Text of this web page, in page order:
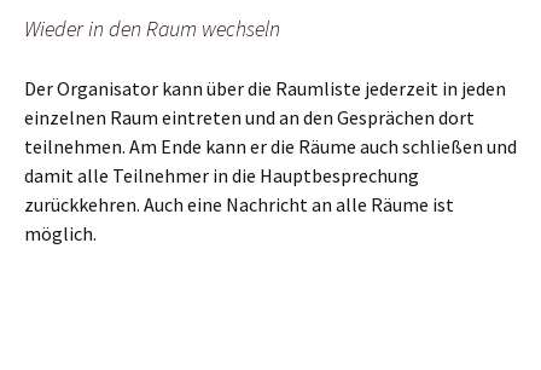
Der Organisator kann über die Raumliste jederzeit in jeden
teilnehmen. Am Ende kann er die Räume auch schließen und
damit alle Teilnehmer in die Hauptbesprechung
zurückkehren. Auch eine Nachricht an alle Räume ist
möglich.